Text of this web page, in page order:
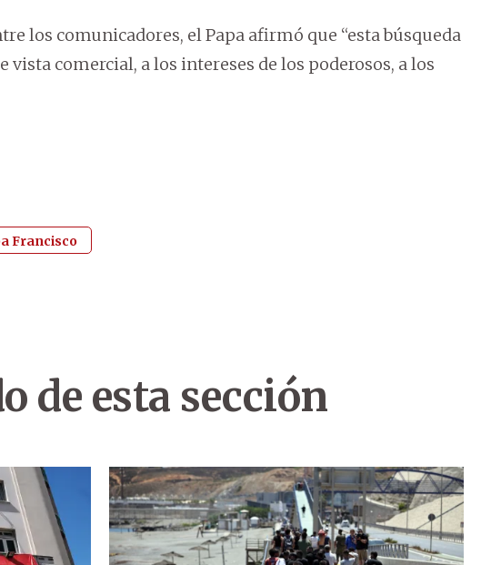
los comunicadores, el Papa afirmó que “esta búsqueda
comercial, a los intereses de los poderosos, a los
Francisco
de esta sección